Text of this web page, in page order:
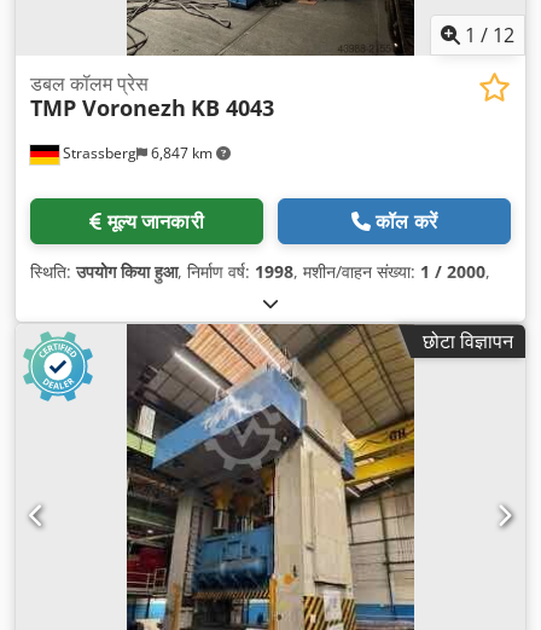
1 / 12
Strassberg 6,847 km
डबल कॉलम प्रेस
TMP Voronezh KB 4043
मूल्य जानकारी कॉल करें
स्थिति:उपयोग किया हुआ, निर्माण वर्ष: 1998, मशीन/वाहन संख्या: 1 / 2000,
छोटा विज्ञापन